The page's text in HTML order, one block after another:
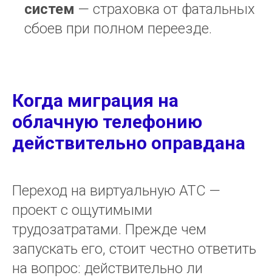
систем — страховка от фатальных
сбоев при полном переезде.
Когда миграция на
облачную телефонию
действительно оправдана
Переход на виртуальную АТС —
проект с ощутимыми
трудозатратами. Прежде чем
запускать его, стоит честно ответить
на вопрос: действительно ли